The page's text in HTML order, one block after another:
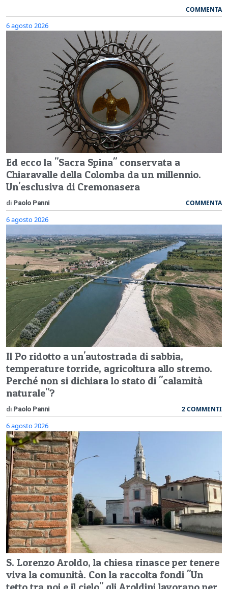
COMMENTA
6 agosto 2026
Ed ecco la "Sacra Spina" conservata a
Chiaravalle della Colomba da un millennio.
Un'esclusiva di Cremonasera
di Paolo Panni COMMENTA
6 agosto 2026
Il Po ridotto a un'autostrada di sabbia,
temperature torride, agricoltura allo stremo.
Perché non si dichiara lo stato di "calamità
naturale"?
di Paolo Panni 2 COMMENTI
6 agosto 2026
S. Lorenzo Aroldo, la chiesa rinasce per tenere
viva la comunità. Con la raccolta fondi "Un